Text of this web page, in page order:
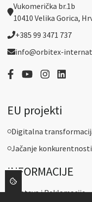
Vukomerička br.1b
10410 Velika Gorica,
+385 99 3471 737
info@orbitex-
EU projekti
Digitalna
Jačanje
INFORMACIJE
Dostava i Reklamacije